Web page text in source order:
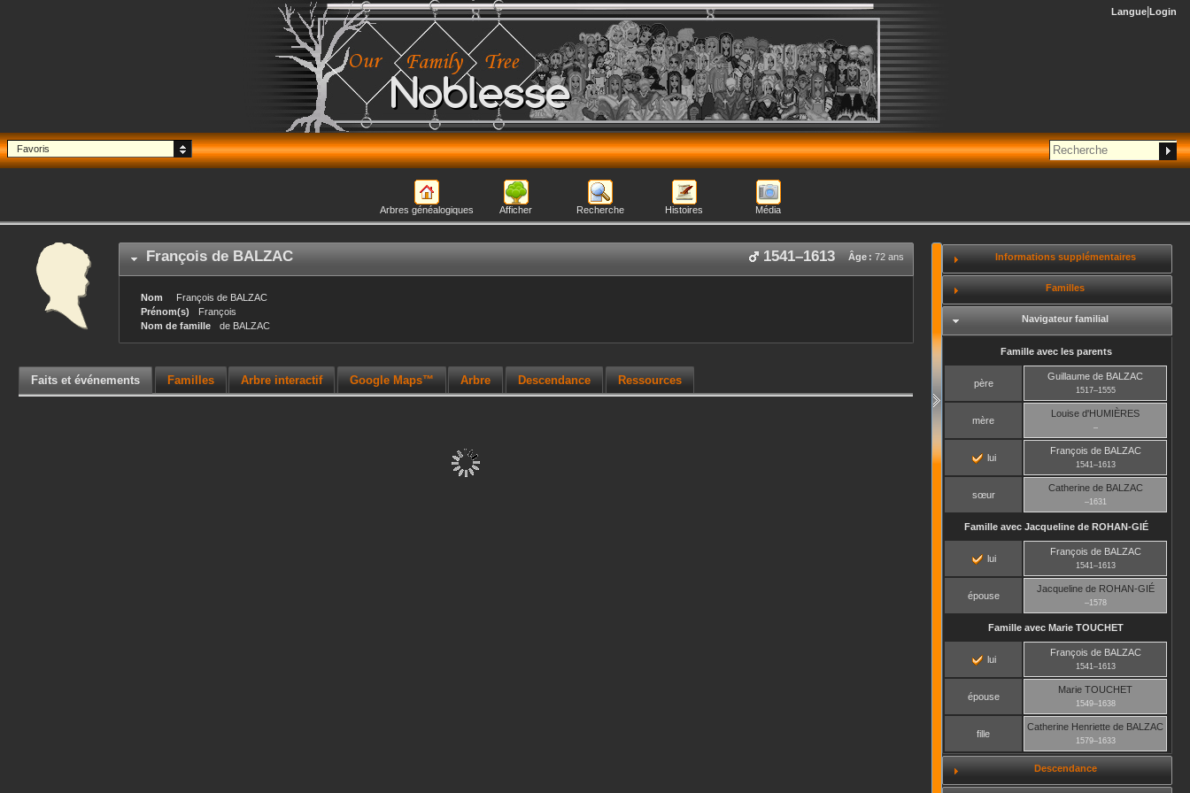
Noblesse
Langue Login
Favoris
Arbres généalogiques Afficher Recherche Histoires Média
François de BALZAC Âge : 72 ans
1541–1613
Nom François de BALZAC
Prénom(s)
François
Nom de famille
de BALZAC
Faits et événements Familles Arbre interactif Google Maps™ Arbre Descendance Ressources
Informations supplémentaires
Familles
Navigateur familial
Famille avec les parents
père
Guillaume de BALZAC
1517–1555
mère
Louise d'HUMIÈRES
–
lui
François de BALZAC
1541–1613
sœur
Catherinede BALZAC
–1631
Famille avec Jacquelinede ROHAN-GIÉ
lui
François de BALZAC
1541–1613
épouse
Jacquelinede ROHAN-GIÉ
–1578
Famille avec Marie TOUCHET
lui
François de BALZAC
1541–1613
épouse
Marie TOUCHET
1549–1638
fille
Catherine Henriette de BALZAC
1579–1633
Descendance